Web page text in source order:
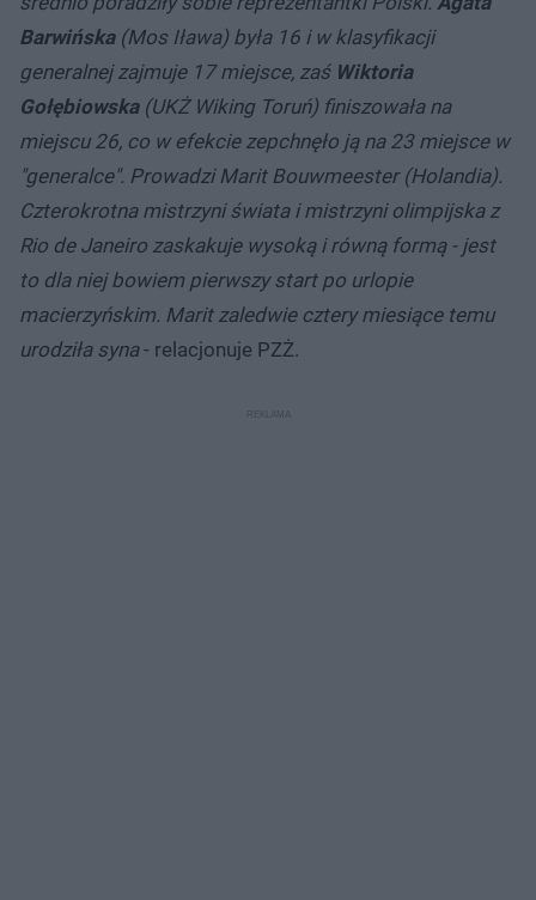
Barwińska(Mos Iława) była 16 i w klasyfikacji
generalnej zajmuje 17 miejsce, zaś Wiktoria
Gołębiowska(UKŻ Wiking Toruń) finiszowała na
miejscu 26, co w efekcie zepchnęło ją na 23 miejsce w
"generalce". Prowadzi Marit Bouwmeester (Holandia).
Czterokrotna mistrzyni świata i mistrzyni olimpijska z
Rio de Janeiro zaskakuje wysoką i równą formą - jest
to dla niej bowiem pierwszy start po urlopie
macierzyńskim. Marit zaledwie cztery miesiące temu
urodziła syna- relacjonuje PZŻ.